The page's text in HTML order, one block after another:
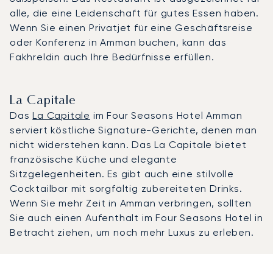
alle, die eine Leidenschaft für gutes Essen haben.
Wenn Sie einen Privatjet für eine Geschäftsreise
oder Konferenz in Amman buchen, kann das
Fakhreldin auch Ihre Bedürfnisse erfüllen.
La Capitale
DasLa Capitale im Four Seasons Hotel Amman
serviert köstliche Signature-Gerichte, denen man
nicht widerstehen kann. Das La Capitale bietet
französische Küche und elegante
Sitzgelegenheiten. Es gibt auch eine stilvolle
Cocktailbar mit sorgfältig zubereiteten Drinks.
Wenn Sie mehr Zeit in Amman verbringen, sollten
Sie auch einen Aufenthalt im Four Seasons Hotel in
Betracht ziehen, um noch mehr Luxus zu erleben.